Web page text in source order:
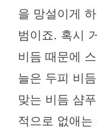
을 망설이게
범이죠. 혹시
비듬 때문에
늘은 두피 비
맞는 비듬 샴
적으로 없애